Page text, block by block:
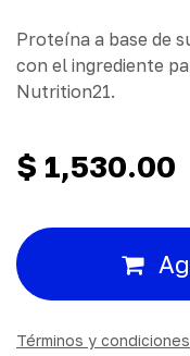
Proteína a base de
con el ingrediente
Nutrition21.
$ 1,530.00
Términos y condiciones